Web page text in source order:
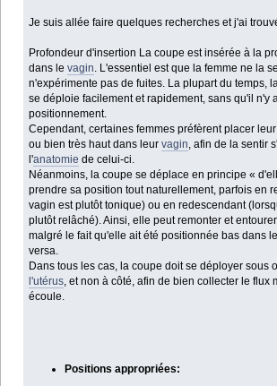
Je suis allée faire quelques recherches et j'ai
Profondeur d'insertion La coupe est insérée à la
dans levagin. L'essentiel est que la femme ne la
n'expérimente pas de fuites. La plupart du temps,
se déploie facilement et rapidement, sans qu'il n'y
positionnement.
Cependant, certaines femmes préfèrent placer
ou bien très haut dans leurvagin, afin de la sentir
l'anatomie de celui-ci.
Néanmoins, la coupe se déplace en principe «
prendre sa position tout naturellement, parfois en
vagin est plutôt tonique) ou en redescendant
plutôt relâché). Ainsi, elle peut remonter et
malgré le fait qu'elle ait été positionnée bas dans
versa.
Dans tous les cas, la coupe doit se déployer sous
l'utérus, et non à côté, afin de bien collecter le flux
écoule.
Positions appropriées: